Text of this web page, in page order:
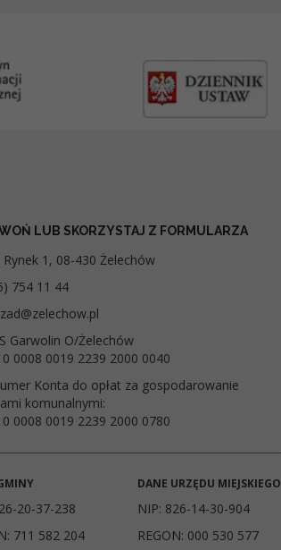
LUB SKORZYSTAJ Z FORMULARZA
Rynek 1, 08-430 Żelechów
754 11 44
Garwolin O/Żelechów
0008 0019 2239 2000 0040
Konta do opłat za gospodarowanie
komunalnymi:
0008 0019 2239 2000 0780
20-37-238
711 582 204
DANE URZĘDU MIEJSKIEGO
NIP: 826-14-30-904
REGON: 000 530 577